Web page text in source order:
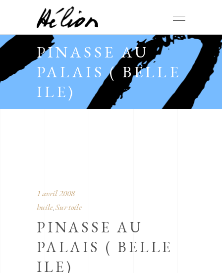
PINASSE AU
PALAIS ( BELLE
ILE)
1 avril 2008
huile, Sur toile
PINASSE AU
PALAIS ( BELLE
ILE)